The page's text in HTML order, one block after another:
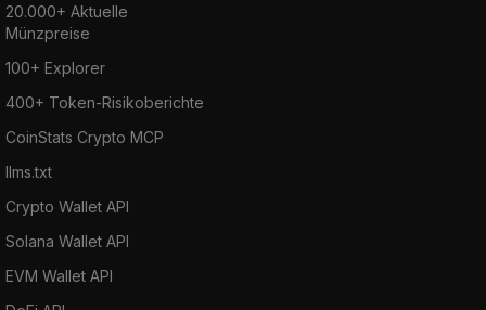
20.000+ Aktuelle
Münzpreise
100+ Explorer
400+ Token-Risikoberichte
CoinStats Crypto MCP
llms.txt
Crypto Wallet API
Solana Wallet API
EVM Wallet API